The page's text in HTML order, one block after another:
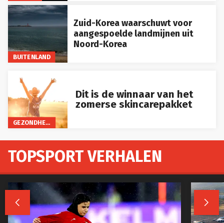
BUITENLAND
Zuid-Korea waarschuwt voor
aangespoelde landmijnen uit
Noord-Korea
GEZONDHEID
Dit is de winnaar van het
zomerse skincarepakket
TOPSPORT VERHALEN
 